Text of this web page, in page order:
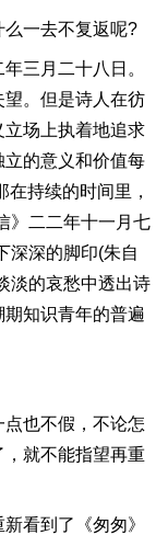
一去不复返呢?
三月二十八日。
。但是诗人在彷
场上执着地追求
的意义和价值每
持续的时间里，
》二二年十一月七
深深的脚印(朱自
淡的哀愁中透出诗
知识青年的普遍
也不假，不论怎
就不能指望再重
看到了《匆匆》